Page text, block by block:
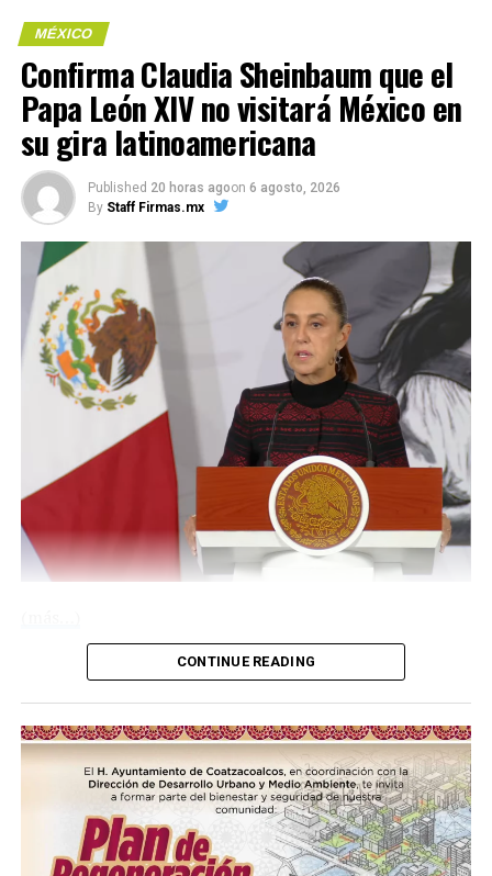
Me gusta esto:
COMPARTE ESTA INFORMACIÓN
MÉXICO
Confirma Claudia Sheinbaum que el
Papa León XIV no visitará México en
su gira latinoamericana
Published 20 horas agoon 6 agosto, 2026
By Staff Firmas.mx
Me gusta esto:
CONTINUE READING